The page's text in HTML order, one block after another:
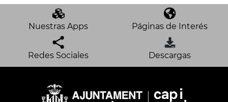
Nuestras Apps Páginas de Interés
Redes Sociales Descargas